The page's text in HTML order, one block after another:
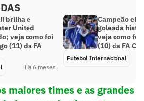
brilha e
United
veja como foi
(11) da FA
Há 6 meses
Campeão
goleada
veja como foi
(10) da FA Cup
Futebol Internacional
maiores times e as grandes